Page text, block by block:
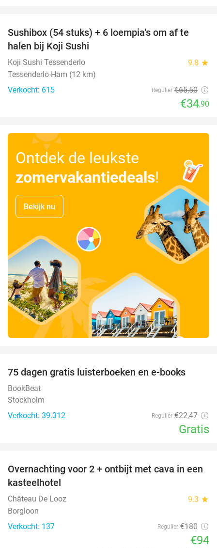
47%
Sushibox (54 stuks) + 6 loempia's om af te
halen bij Koji Sushi
Koji Sushi Tessenderlo 9.8 star
Tessenderlo-Ham (12 km)
Verkocht: 615
Regulier €65,50
€34,90
Ontdek de leukste
zomervakantiedeals!
Bekijk nu
75 dagen gratis luisterboeken en e-books
BookBeat
Stockholm
Verkocht: 39.312
Regulier €22,47
Gratis
48%
Overnachting voor 2 + ontbijt met cava in een
kasteelhotel
Château De Looz 9.3 star
Borgloon
Verkocht: 137
Regulier €180
€94